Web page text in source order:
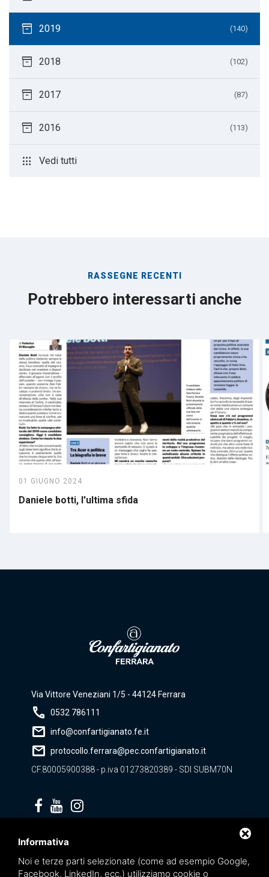
inventory_2 2019 (140)
inventory_2 2018 (102)
inventory_2 2017 (87)
inventory_2 2016 (113)
apps Vedi tutti
RASSEGNE RECENTI
Potrebbero interessarti anche
01 GIUGNO 2024
Daniele botti, l'ultima sfida
Via Vittore Veneziani 1/5 - 44124 Ferrara
call 0532 786111
mail info@confartigianato.fe.it
mail protocollo.ferrara@pec.confartigianato.it
CF.80005900388 - p.iva 01273820389 - SDI SUBM70N
Informativa
Noi e terze parti selezionate (come ad esempio Google,
Facebook, LinkedIn, ecc.) utilizziamo cookie o